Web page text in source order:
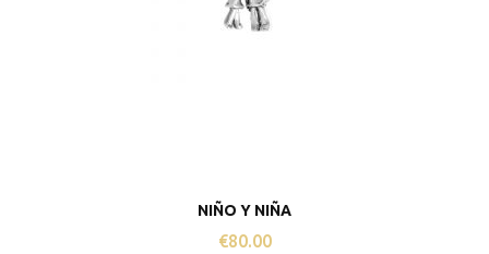
NIÑO Y NIÑA
€80.00